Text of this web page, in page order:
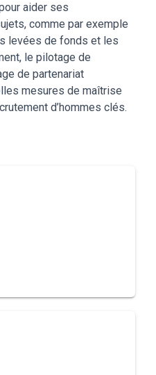
aider ses
comme par exemple
levées de fonds et les
le pilotage de
de partenariat
mesures de maîtrise
d’hommes clés.